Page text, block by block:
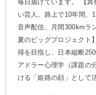
毎日届けています。 【
い芸人。路上で10年間、
音声配信、月間300kmラ
夏のビッグプロジェクト
得を目指し、日本縦断
アドラー心理学（課題の
ける「姫路の顔」として